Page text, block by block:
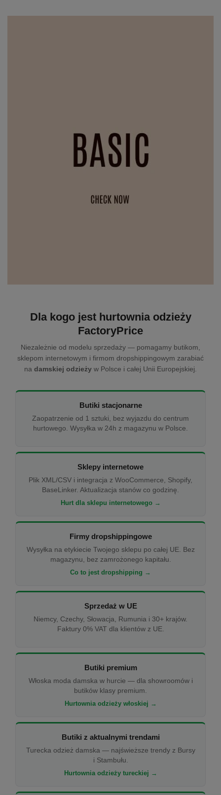
Dla kogo jest hurtownia odzieży
FactoryPrice
Niezależnie od modelu sprzedaży — pomagamy butikom,
sklepom internetowym i firmom dropshippingowym zarabiać
na damskiej odzieży w Polsce i całej Unii Europejskiej.
Butiki stacjonarne
Zaopatrzenie od 1 sztuki, bez wyjazdu do centrum
hurtowego. Wysyłka w 24h z magazynu w Polsce.
Sklepy internetowe
Plik XML/CSV i integracja z WooCommerce, Shopify,
BaseLinker. Aktualizacja stanów co godzinę.
Hurt dla sklepu internetowego →
Firmy dropshippingowe
Wysyłka na etykiecie Twojego sklepu po całej UE. Bez
magazynu, bez zamrożonego kapitału.
Co to jest dropshipping →
Sprzedaż w UE
Niemcy, Czechy, Słowacja, Rumunia i 30+ krajów.
Faktury 0% VAT dla klientów z UE.
Butiki premium
Włoska moda damska w hurcie — dla showroomów i
butików klasy premium.
Hurtownia odzieży włoskiej →
Butiki z aktualnymi trendami
Turecka odzież damska — najświeższe trendy z Bursy
i Stambułu.
Hurtownia odzieży tureckiej →